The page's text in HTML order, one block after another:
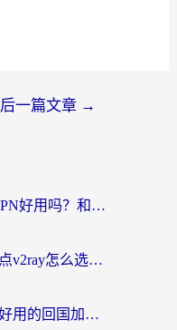
后一篇文章 →
海外党必看：快帆TV版VPN好用吗？和快游VPN对比哪个回国效果更好？附实用避坑指南
海外党无忧指南：国内节点v2ray怎么选？一键回国VPN+多场景实测帮你避坑
海外党必看：如何选到最好用的回国加速器？从节点到售后的全维度指南